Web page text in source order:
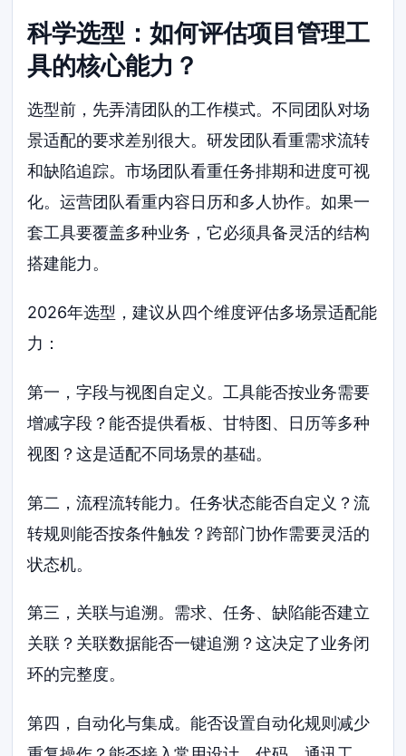
科学选型：如何评估项目管理工
具的核心能力？
选型前，先弄清团队的工作模式。不同团队对场
景适配的要求差别很大。研发团队看重需求流转
和缺陷追踪。市场团队看重任务排期和进度可视
化。运营团队看重内容日历和多人协作。如果一
套工具要覆盖多种业务，它必须具备灵活的结构
搭建能力。
2026年选型，建议从四个维度评估多场景适配能
力：
第一，字段与视图自定义。工具能否按业务需要
增减字段？能否提供看板、甘特图、日历等多种
视图？这是适配不同场景的基础。
第二，流程流转能力。任务状态能否自定义？流
转规则能否按条件触发？跨部门协作需要灵活的
状态机。
第三，关联与追溯。需求、任务、缺陷能否建立
关联？关联数据能否一键追溯？这决定了业务闭
环的完整度。
第四，自动化与集成。能否设置自动化规则减少